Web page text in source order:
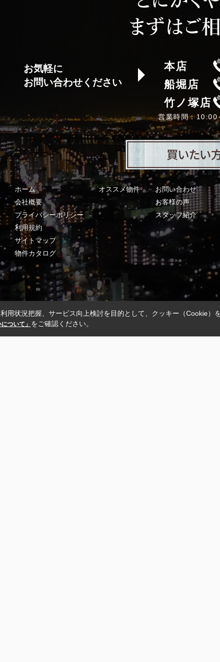
お気軽に
お問い合わせください
本店
船堀店
竹ノ塚店
営業時間：10:00
ホーム
会社概要
プライバシーポリシー
利用規約
サイトマップ
物件カタログ
オススメ物件
お問い合わせ
お客様の声
スタッフ紹介
用状況把握、サービス向上検討を目的として、クッキー（Cookie）
ついて」 をご確認ください。